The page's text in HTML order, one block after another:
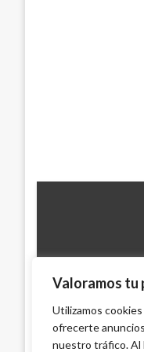
Valoramos tu
Utilizamos
ofrecerte
nuestro tráfico. Al
NACIONAL
Presidente
Vanegas